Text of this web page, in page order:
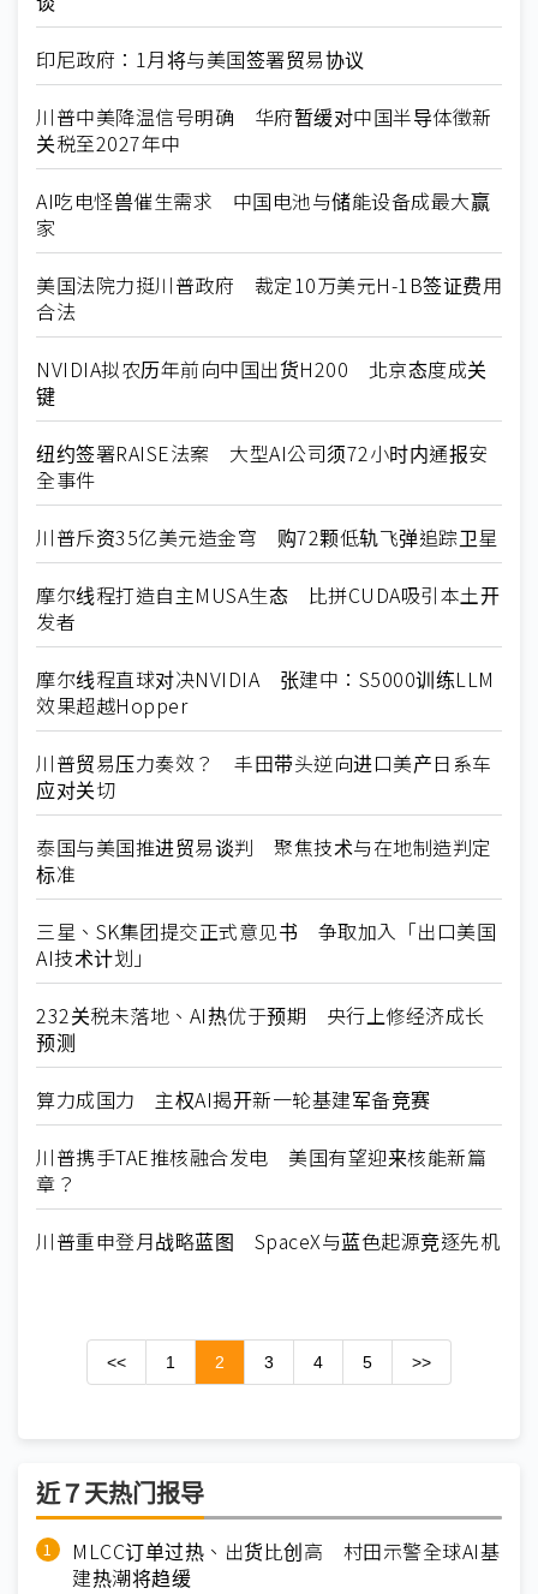
印尼政府：1月将与美国签署贸易协议
川普中美降温信号明确 华府暂缓对中国半导体徵新
关税至2027年中
AI吃电怪兽催生需求 中国电池与储能设备成最大赢
家
美国法院力挺川普政府 裁定10万美元H-1B签证费用
合法
NVIDIA拟农历年前向中国出货H200 北京态度成关
键
纽约签署RAISE法案 大型AI公司须72小时内通报安
全事件
川普斥资35亿美元造金穹 购72颗低轨飞弹追踪卫星
摩尔线程打造自主MUSA生态 比拼CUDA吸引本土开
发者
摩尔线程直球对决NVIDIA 张建中：S5000训练LLM
效果超越Hopper
川普贸易压力奏效？ 丰田带头逆向进口美产日系车
应对关切
泰国与美国推进贸易谈判 聚焦技术与在地制造判定
标准
三星、SK集团提交正式意见书 争取加入「出口美国
AI技术计划」
232关税未落地、AI热优于预期 央行上修经济成长
预测
算力成国力 主权AI揭开新一轮基建军备竞赛
川普携手TAE推核融合发电 美国有望迎来核能新篇
章？
川普重申登月战略蓝图 SpaceX与蓝色起源竞逐先机
<< 1 2 3 4 5 >>
近７天热门报导
MLCC订单过热、出货比创高 村田示警全球AI基
建热潮将趋缓